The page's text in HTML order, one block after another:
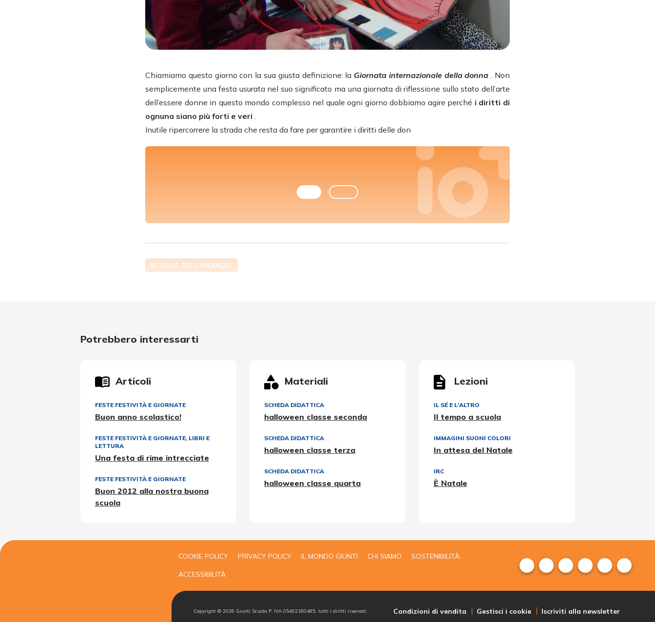
Chiamiamo questo giorno con la sua giusta definizione: la Giornata internazionale della donna. Non
semplicemente una festa usurata nel suo significato ma una giornata di riflessione sullo stato dell’arte
dell’essere donne in questo mondo complesso nel quale ogni giorno dobbiamo agire perché i diritti di
ognuna siano più forti e veri .
Inutile ripercorrere la strada che resta da fare per garantire i diritti delle don
SCUOLA DELL'INFANZIA
Potrebbero interessarti
Articoli
FESTE FESTIVITÀ E GIORNATE
Buon anno scolastico!
FESTE FESTIVITÀ E GIORNATE, LIBRI E
LETTURA
Una festa di rime intrecciate
FESTE FESTIVITÀ E GIORNATE
Buon 2012 alla nostra buona
scuola
Materiali
SCHEDA DIDATTICA
halloween classe seconda
SCHEDA DIDATTICA
halloween classe terza
SCHEDA DIDATTICA
halloween classe quarta
Lezioni
IL SÉ E L'ALTRO
Il tempo a scuola
IMMAGINI SUONI COLORI
In attesa del Natale
IRC
È Natale
COOKIE POLICY PRIVACY POLICY IL MONDO GIUNTI CHI SIAMO SOSTENIBILITÀ
ACCESSIBILITÀ
Copyright © 2026 Giunti Scuola P. IVA 05492160485, tutti i diritti riservati Condizioni di vendita Gestisci i cookie Iscriviti alla newsletter